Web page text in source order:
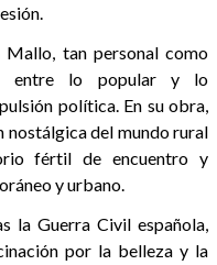
tan personal como
entre lo popular y lo
política. En su obra,
nostálgica del mundo rural
fértil de encuentro y
y urbano.
la Guerra Civil española,
por la belleza y la